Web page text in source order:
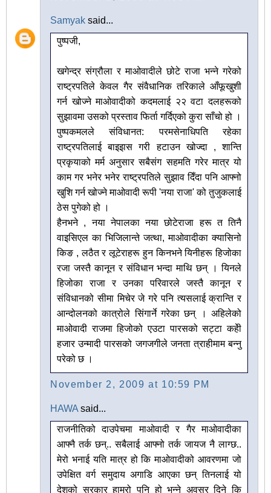
Samyak said...
पुष्पजी,
खगेन्द्र संग्रौला र माओवादीले छोटे राजा भन्ने गरेको
राष्ट्रपतिले केवल गैर संवैधानिक तरिकाले आँफूखुशी
गर्न खोज्ने माओवादीको कदमलाई २२ वटा दलहरूको
सुझावमा उसको प्रस्ताव फिर्ता गर्दिएको कुरा साँचो हो ।
पुष्पकमलले संविधानत: परमसेनाधिपति रहेका
राष्ट्रपतिलाई बाइइास गरी हटाउन खोज्दा , शान्ति
प्रकृयाको मर्म अनुसार सबैसंग सहमति गरेर मात्र यो
काम गर भनेर भनेर राष्ट्रपतिले सुझाव दिँदा पनि आफ्नो
खुशि गर्न खोज्ने माओवादी रूपी 'नया राजा' को तुजुकलाई
ठेस पुगेको हो ।
हैनभने , नया नेपालका नया छोटेराजा हरू त तिनै
वाइसिएल का भिजिलान्ते जत्था, माओवादीका क्यासिनो
किङ , लठैत र लूटेराहरू हुन किनभने यिनीहरू हिजोका
रजा जस्तै कानून र संविधान भन्दा माथि छन् । यिनले
हिजोका राजा र उनका परिवारले जस्तै कानून र
संविधानको सीमा मिचेर जे गरे पनि त्यसलाई क्रान्ति र
आन्दोलनको कात्रोले सिंगार्ने गरेका छन् । अहिलेको
माओवादी राजमा हिजोको एउटा पारसको सट्टा कहेी
हजार उन्मादी पारसको जगजगीले जनता त्राहीमाम बन्नु
परेको छ ।
November 2, 2009 at 10:59 PM
HAWA said...
राजनीतिको दाउपेचमा माओवादी र गैर माओवादीका
आफ्नै तर्क छन्.. सबैलाई आफ्नो तर्क जायज नै लाग्छ..
मेरो भनाई यति मात्र हो कि माओवादीको आवरणमा जो
उपेक्षित वर्ग समुदाय अगाडि आएका छन् तिनलाई यो
देशको सरकार हाम्रो पनि हो भन्ने अवसर दिने कि